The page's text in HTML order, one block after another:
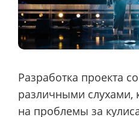
Разработка проекта
различными слухами,
на проблемы за